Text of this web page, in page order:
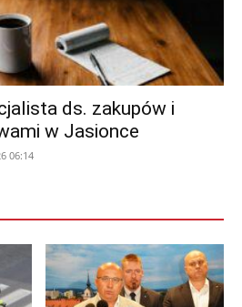
ds. zakupów i
w Jasionce
06:14